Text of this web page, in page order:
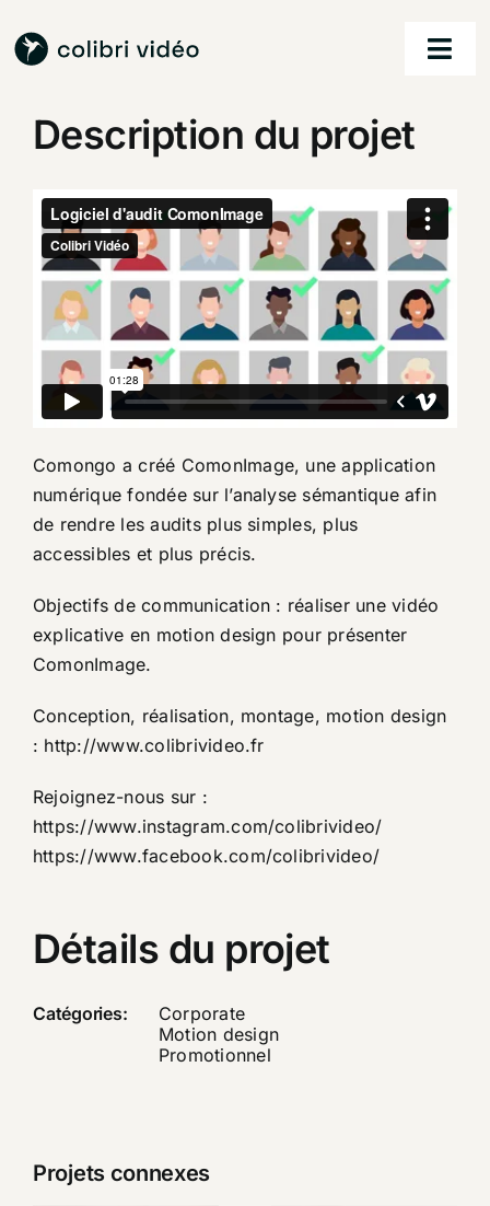
au
contenu
accueil
nos réalisations
à propos
contact
Description du projet
Comongo a créé ComonImage, une application
numérique fondée sur l’analyse sémantique afin
de rendre les audits plus simples, plus
accessibles et plus précis.
Objectifs de communication : réaliser une vidéo
explicative en motion design pour présenter
ComonImage.
Conception, réalisation, montage, motion design
: http://www.colibrivideo.fr
Rejoignez-nous sur :
https://www.instagram.com/colibrivideo/
https://www.facebook.com/colibrivideo/
Détails du projet
Catégories:
Corporate
Motion design
Promotionnel
Projets connexes